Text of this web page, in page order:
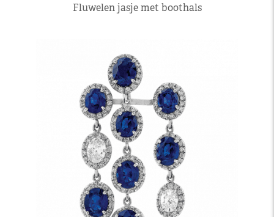
Fluwelen jasje met boothals